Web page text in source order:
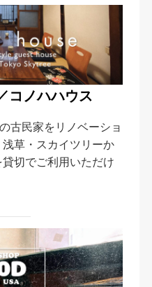
コノハハウス
古民家をリノベーショ
草・スカイツリーか
切でご利用いただけ